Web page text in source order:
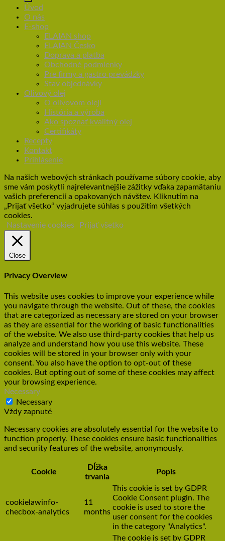
Úvod
O nás
E-shop
ELAIAN shop
ELAIAN Česko
Doprava a platba
Obchodné podmienky
Pre firmy a gastro prevádzky
Stav objednávky
Olivový olej
O olivovom oleji
História a výroba
Ako spoznať kvalitný olej
Certifikáty
Recepty
Kontakt
Prihlásenie
Na našich webových stránkach používame súbory cookie, aby
sme vám poskytli najrelevantnejšie zážitky vďaka zapamätaniu
vašich preferencií a opakovaných návštev. Kliknutím na
„Prijať všetko“ vyjadrujete súhlas s použitím všetkých
cookies.
Nastavenie cookies
Prijať všetko
Close
Privacy Overview
This website uses cookies to improve your experience while
you navigate through the website. Out of these, the cookies
that are categorized as necessary are stored on your browser
as they are essential for the working of basic functionalities
of the website. We also use third-party cookies that help us
analyze and understand how you use this website. These
cookies will be stored in your browser only with your
consent. You also have the option to opt-out of these
cookies. But opting out of some of these cookies may affect
your browsing experience.
Necessary
Necessary
Vždy zapnuté
Necessary cookies are absolutely essential for the website to
function properly. These cookies ensure basic functionalities
and security features of the website, anonymously.
Cookie
Dĺžka
trvania
Popis
cookielawinfo-
checbox-analytics
11
months
This cookie is set by GDPR
Cookie Consent plugin. The
cookie is used to store the
user consent for the cookies
in the category "Analytics".
The cookie is set by GDPR